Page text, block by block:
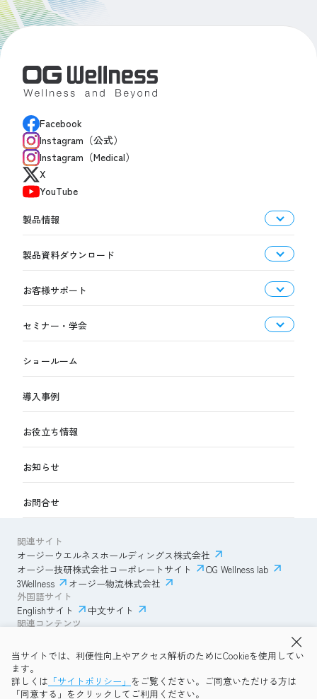
当サイトでは、利便性向上やアクセス解析のためにCookieを使用してい
ます。
詳しくは 「サイトポリシー」 をご覧ください。ご同意いただける方は
「同意する」をクリックしてご利用ください。
Facebook
Instagram（公式）
Instagram（Medical）
X
YouTube
製品情報
製品資料ダウンロード
お客様サポート
セミナー・学会
ショールーム
導入事例
お役立ち情報
お知らせ
お問合せ
関連サイト
オージーウエルネスホールディングス株式会社
オージー技研株式会社コーポレートサイト
OG Wellness lab
3Wellness
オージー物流株式会社
外国語サイト
Englishサイト
中文サイト
関連コンテンツ
透明性ガイドライン
プライバシーポリシー
OG Wellness会員規約
コミュニティガイドライン
サイトマップ